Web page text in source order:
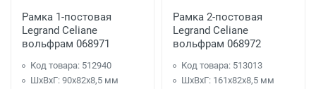
Рамка 1-постовая
Legrand Celiane
вольфрам 068971
Код товара: 512940
ШхВхГ: 90x82x8,5 мм
Рамка 2-постовая
Legrand Celiane
вольфрам 068972
Код товара: 513013
ШхВхГ: 161x82x8,5 мм